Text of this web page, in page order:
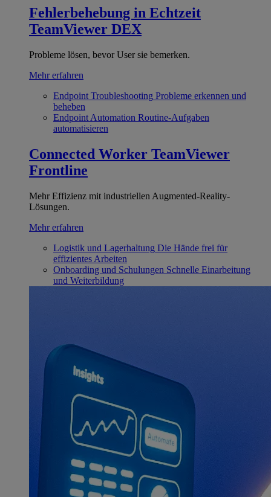
Fehlerbehebung in Echtzeit
TeamViewer DEX
Probleme lösen, bevor User sie bemerken.
Mehr erfahren
Endpoint Troubleshooting Probleme erkennen und
beheben
Endpoint Automation Routine-Aufgaben
automatisieren
Connected Worker TeamViewer
Frontline
Mehr Effizienz mit industriellen Augmented-Reality-
Lösungen.
Mehr erfahren
Logistik und Lagerhaltung Die Hände frei für
effizientes Arbeiten
Onboarding und Schulungen Schnelle Einarbeitung
und Weiterbildung